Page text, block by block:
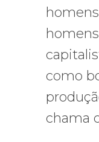
como
chama